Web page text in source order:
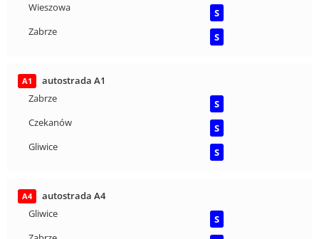
Wieszowa
S
Zabrze
S
A1
autostrada A1
Zabrze
S
Czekanów
S
Gliwice
S
A4
autostrada A4
Gliwice
S